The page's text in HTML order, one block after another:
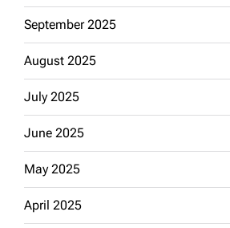
September 2025
August 2025
July 2025
June 2025
May 2025
April 2025